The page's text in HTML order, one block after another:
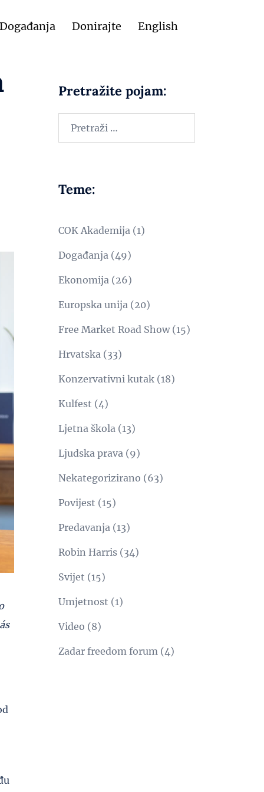
Događanja Donirajte English
Pretražite pojam:
Teme:
COK Akademija(1)
Događanja(49)
Ekonomija(26)
Europska unija(20)
Free Market Road Show(15)
Hrvatska(33)
Konzervativni kutak(18)
Kulfest (4)
Ljetna škola(13)
Ljudska prava(9)
Nekategorizirano (63)
Povijest (15)
Predavanja(13)
Robin Harris(34)
Svijet (15)
Umjetnost (1)
Video (8)
Zadar freedom forum(4)